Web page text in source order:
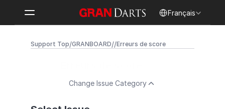
Français
Support Top/GRANBOARD//Erreurs de score
Change Issue Category